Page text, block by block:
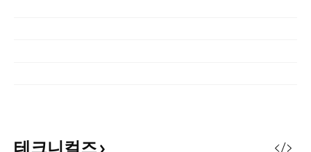
테크니컬즈